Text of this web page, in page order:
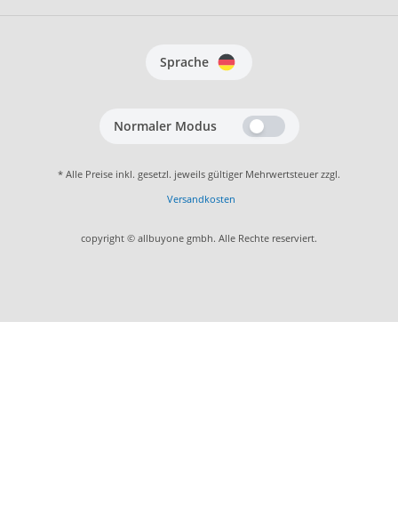
Sprache
Normaler Modus
* Alle Preise inkl. gesetzl. jeweils gültiger Mehrwertsteuer zzgl.
Versandkosten
copyright © allbuyone gmbh. Alle Rechte reserviert.